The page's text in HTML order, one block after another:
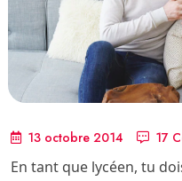
13 octobre 2014 17
En tant que lycéen, tu